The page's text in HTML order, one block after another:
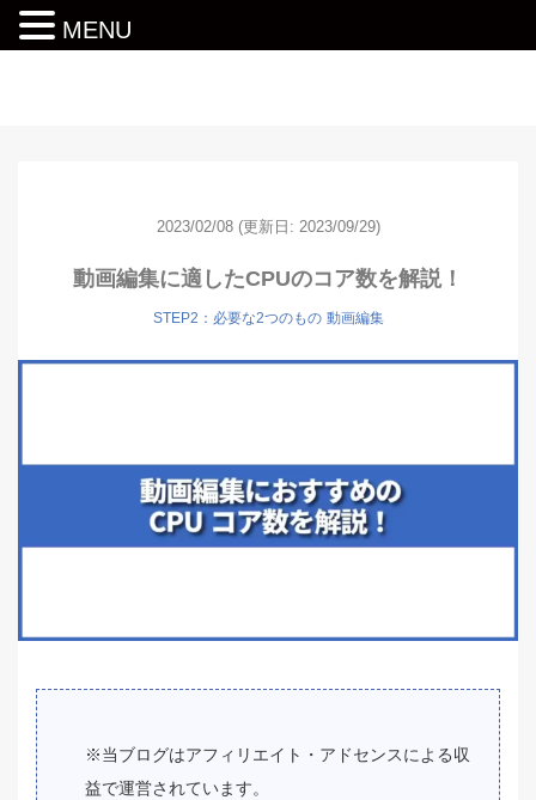
2023/02/08 (更新日: 2023/09/29)
動画編集に適したCPUのコア数を解説！
STEP2：必要な2つのもの 動画編集
※当ブログはアフィリエイト・アドセンスによる収
益で運営されています。
MENU